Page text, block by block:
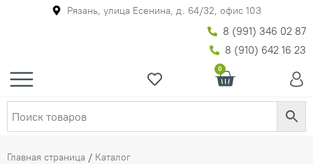
Рязань, улица Есенина, д. 64/32, офис 103
8 (991) 346 02 87
8 (910) 642 16 23
0
Главная страница / Каталог